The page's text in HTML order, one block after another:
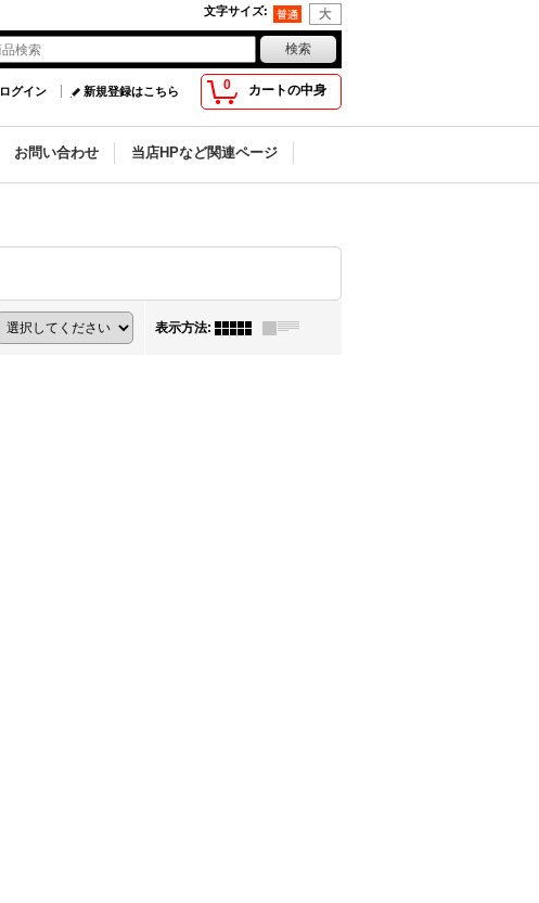
文字サイズ:
0 カートの中身
ログイン 新規登録はこちら
お問い合わせ 当店HPなど関連ページ
表示方法: